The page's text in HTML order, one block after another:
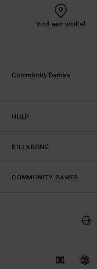
Vind een winkel
HULP
BILLABONG
Community Dames
COMMUNITY DAMES